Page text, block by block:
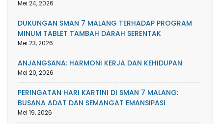
Mei 24, 2026
DUKUNGAN SMAN 7 MALANG TERHADAP PROGRAM
MINUM TABLET TAMBAH DARAH SERENTAK
Mei 23, 2026
ANJANGSANA: HARMONI KERJA DAN KEHIDUPAN
Mei 20, 2026
PERINGATAN HARI KARTINI DI SMAN 7 MALANG:
BUSANA ADAT DAN SEMANGAT EMANSIPASI
Mei 19, 2026